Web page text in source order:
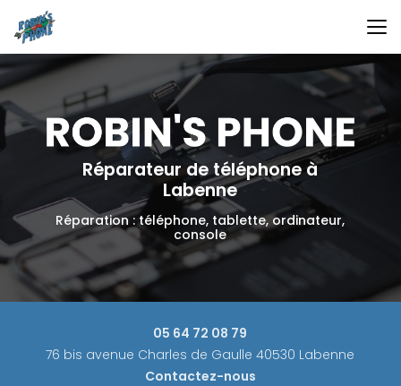
contenu
principal
Réparateur de téléphone à
Labenne
Réparation : téléphone, tablette, ordinateur,
console
05 64 72 08 79
76 bis avenue Charles de Gaulle 40530 Labenne
Contactez-nous